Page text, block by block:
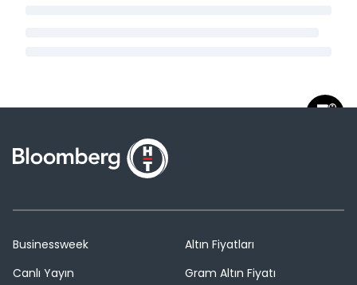
Businessweek
Canlı Yayın
Altın Fiyatları
Gram Altın Fiyatı